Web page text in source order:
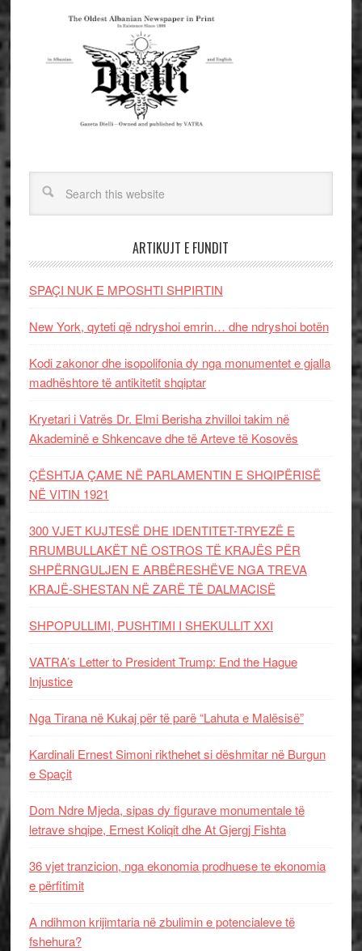
ARTIKUJT E FUNDIT
SPAÇI NUK E MPOSHTI SHPIRTIN
New York, qyteti që ndryshoi emrin… dhe ndryshoi botën
Kodi zakonor dhe isopolifonia dy nga monumentet e gjalla
madhështore të antikitetit shqiptar
Kryetari i Vatrës Dr. Elmi Berisha zhvilloi takim në
Akademinë e Shkencave dhe të Arteve të Kosovës
ÇËSHTJA ÇAME NË PARLAMENTIN E SHQIPËRISË
NË VITIN 1921
300 VJET KUJTESË DHE IDENTITET-TRYEZË E
RRUMBULLAKËT NË OSTROS TË KRAJËS PËR
SHPËRNGULJEN E ARBËRESHËVE NGA TREVA
KRAJË-SHESTAN NË ZARË TË DALMACISË
SHPOPULLIMI, PUSHTIMI I SHEKULLIT XXI
VATRA’s Letter to President Trump: End the Hague
Injustice
Nga Tirana në Kukaj për të parë “Lahuta e Malësisë”
Kardinali Ernest Simoni rikthehet si dëshmitar në Burgun
e Spaçit
Dom Ndre Mjeda, sipas dy figurave monumentale të
letrave shqipe, Ernest Koliqit dhe At Gjergj Fishta
36 vjet tranzicion, nga ekonomia prodhuese te ekonomia
e përfitimit
A ndihmon krijimtaria në zbulimin e potencialeve të
fshehura?